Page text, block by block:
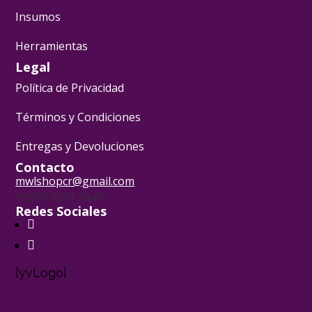
Insumos
Herramientas
Legal
Política de Privacidad
Términos y Condiciones
Entregas y Devoluciones
Contacto
mwlshopcr@gmail.com
+(506) 6107 7046
Redes Sociales
[yvLogo]